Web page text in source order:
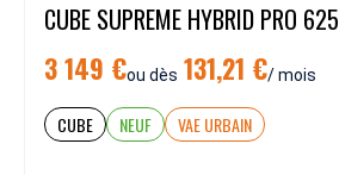
CUBE SUPREME HYBRID PRO 625
3 149 €ou dès 131,21 €/ mois
CUBE NEUF VAE URBAIN